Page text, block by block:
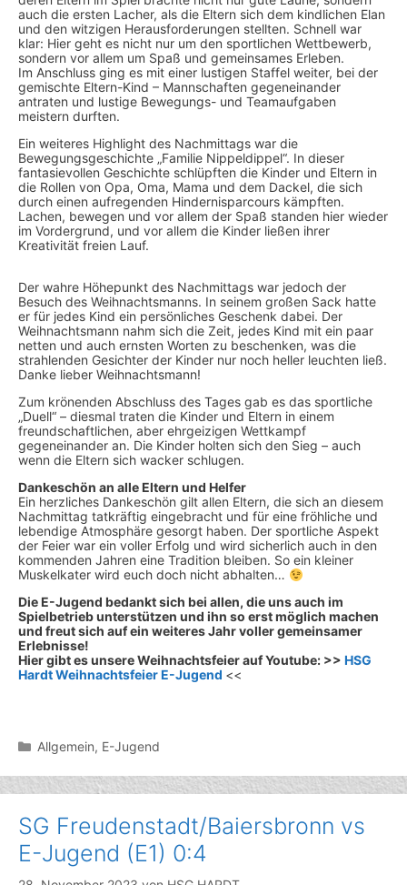
auch die ersten Lacher, als die Eltern sich dem kindlichen Elan
und den witzigen Herausforderungen stellten. Schnell war
klar: Hier geht es nicht nur um den sportlichen Wettbewerb,
sondern vor allem um Spaß und gemeinsames Erleben.
Im Anschluss ging es mit einer lustigen Staffel weiter, bei der
gemischte Eltern-Kind – Mannschaften gegeneinander
antraten und lustige Bewegungs- und Teamaufgaben
meistern durften.
Ein weiteres Highlight des Nachmittags war die
Bewegungsgeschichte „Familie Nippeldippel“. In dieser
fantasievollen Geschichte schlüpften die Kinder und Eltern in
die Rollen von Opa, Oma, Mama und dem Dackel, die sich
durch einen aufregenden Hindernisparcours kämpften.
Lachen, bewegen und vor allem der Spaß standen hier wieder
im Vordergrund, und vor allem die Kinder ließen ihrer
Kreativität freien Lauf.
Der wahre Höhepunkt des Nachmittags war jedoch der
Besuch des Weihnachtsmanns. In seinem großen Sack hatte
er für jedes Kind ein persönliches Geschenk dabei. Der
Weihnachtsmann nahm sich die Zeit, jedes Kind mit ein paar
netten und auch ernsten Worten zu beschenken, was die
strahlenden Gesichter der Kinder nur noch heller leuchten ließ.
Danke lieber Weihnachtsmann!
Zum krönenden Abschluss des Tages gab es das sportliche
„Duell“ – diesmal traten die Kinder und Eltern in einem
freundschaftlichen, aber ehrgeizigen Wettkampf
gegeneinander an. Die Kinder holten sich den Sieg – auch
wenn die Eltern sich wacker schlugen.
Dankeschön an alle Eltern und Helfer
Ein herzliches Dankeschön gilt allen Eltern, die sich an diesem
Nachmittag tatkräftig eingebracht und für eine fröhliche und
lebendige Atmosphäre gesorgt haben. Der sportliche Aspekt
der Feier war ein voller Erfolg und wird sicherlich auch in den
kommenden Jahren eine Tradition bleiben. So ein kleiner
Muskelkater wird euch doch nicht abhalten…
Die E-Jugend bedankt sich bei allen, die uns auch im
Spielbetrieb unterstützen und ihn so erst möglich machen
und freut sich auf ein weiteres Jahr voller gemeinsamer
Erlebnisse!
Hier gibt es unsere Weihnachtsfeier auf Youtube: >> HSG
Hardt Weihnachtsfeier E-Jugend <<
Kategorien
Allgemein, E-Jugend
SG Freudenstadt/Baiersbronn vs
E-Jugend (E1) 0:4